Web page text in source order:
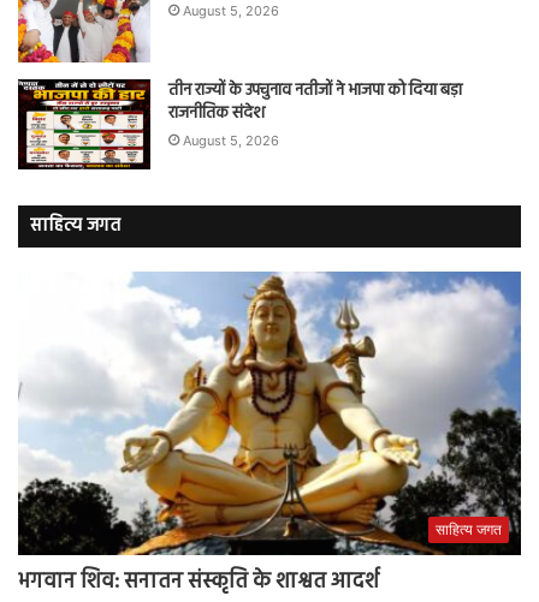
August 5, 2026
तीन राज्यों के उपचुनाव नतीजों ने भाजपा को दिया बड़ा
राजनीतिक संदेश
August 5, 2026
साहित्य जगत
साहित्य जगत
भगवान शिव: सनातन संस्कृति के शाश्वत आदर्श